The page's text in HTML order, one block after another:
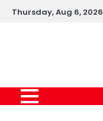
SkipThursday, Aug 6, 2026